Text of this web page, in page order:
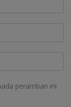
peramban ini